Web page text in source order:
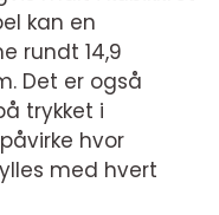
kan en
rundt 14,9
Det er også
trykket i
hvor
med hvert